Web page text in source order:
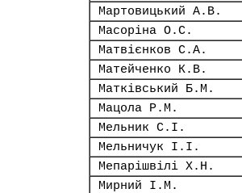
Мартовицький А.В.
Масоріна О.С.
Матвієнков С.А.
Матейченко К.В.
Матківський Б.М.
Мацола Р.М.
Мельник С.І.
Мельничук І.І.
Мепарішвілі Х.Н.
Мирний І.М.